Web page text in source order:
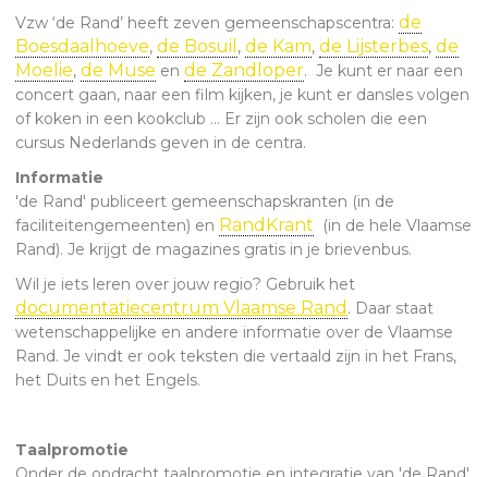
Vzw ‘de Rand’ heeft zeven gemeenschapscentra: de
Boesdaalhoeve, de Bosuil , de Kam, de Lijsterbes, de
Moelie, de Muse en de Zandloper. Je kunt er naar een
concert gaan, naar een film kijken, je kunt er dansles volgen
of koken in een kookclub … Er zijn ook scholen die een
cursus Nederlands geven in de centra.
Informatie
'de Rand' publiceert gemeenschapskranten (in de
faciliteitengemeenten) en RandKrant (in de hele Vlaamse
Rand). Je krijgt de magazines gratis in je brievenbus.
Wil je iets leren over jouw regio? Gebruik het
documentatiecentrum Vlaamse Rand . Daar staat
wetenschappelijke en andere informatie over de Vlaamse
Rand. Je vindt er ook teksten die vertaald zijn in het Frans,
het Duits en het Engels.
Taalpromotie